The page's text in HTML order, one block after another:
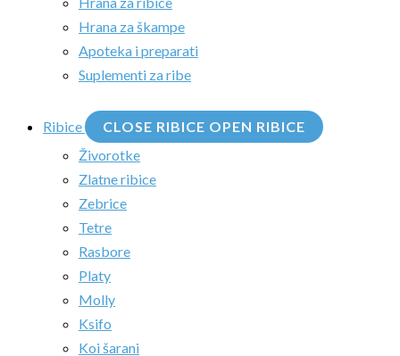
Hrana za škampe
Apoteka i preparati
Suplementi za ribe
Ribice CLOSE RIBICE OPEN RIBICE
Živorotke
Zlatne ribice
Zebrice
Tetre
Rasbore
Platy
Molly
Ksifo
Koi šarani